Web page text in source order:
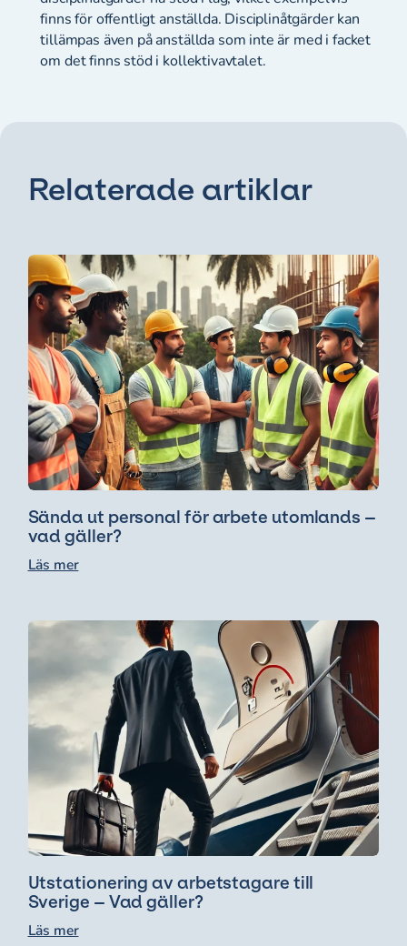
finns för offentligt anställda. Disciplinåtgärder kan
tillämpas även på anställda som inte är med i facket
om det finns stöd i kollektivavtalet.
Relaterade artiklar
Sända ut personal för arbete utomlands –
vad gäller?
Läs mer
Utstationering av arbetstagare till
Sverige – Vad gäller?
Läs mer